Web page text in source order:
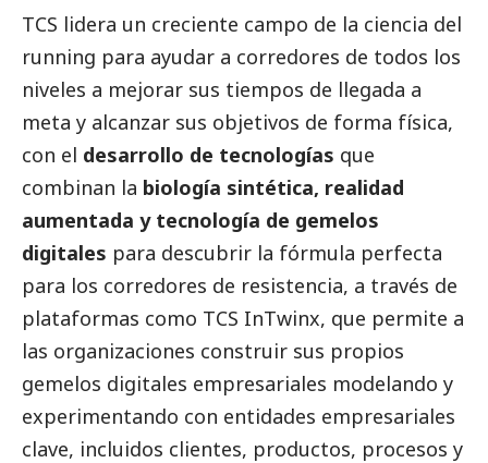
TCS lidera un creciente campo de la ciencia del
running para ayudar a corredores de todos los
niveles a mejorar sus tiempos de llegada a
meta y alcanzar sus objetivos de forma física,
con el desarrollo de tecnologías que
combinan la biología sintética, realidad
aumentada y tecnología de gemelos
digitales para descubrir la fórmula perfecta
para los corredores de resistencia, a través de
plataformas como TCS InTwinx, que permite a
las organizaciones construir sus propios
gemelos digitales empresariales modelando y
experimentando con entidades empresariales
clave, incluidos clientes, productos, procesos y